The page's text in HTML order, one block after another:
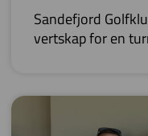
Sandefjord
vertskap for en